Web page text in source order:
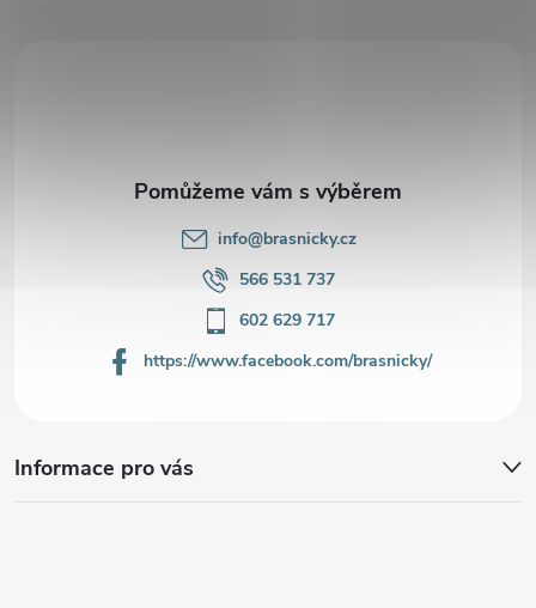
info@brasnicky.cz
566 531 737
602 629 717
https://www.facebook.com/brasnicky/
Informace pro vás